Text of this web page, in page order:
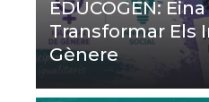
EDUCOGEN:
Transformar Els
Gènere